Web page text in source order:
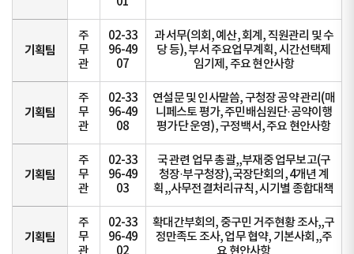
기획팀
주
무
관
02-33
96-49
07
과 서무(의회, 예산, 회계, 직원관리 및 수
당 등), 부서 주요업무계획, 시간선택제
임기제, 주요 현안사항
기획팀
주
무
관
02-33
96-49
08
연설문 및 인사말씀, 구청장 공약 관리(매
니페스토 평가, 주민배심원단·공약이행
평가단 운영), 구정백서, 주요 현안사항
기획팀
주
무
관
02-33
96-49
03
국 관련 업무 총괄,,부재중 업무보고(구
청장·부구청장),국장단회의, 4개년 계
획,,사무전결처리규칙, 시기별 종합대책
기획팀
주
무
관
02-33
96-49
02
확대간부회의, 중구민 거주현황 조사,,구
정만족도 조사, 업무 협약, 기본사회,,주
요 현안사항